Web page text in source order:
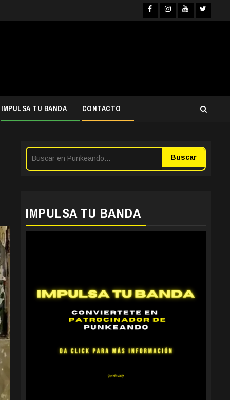
Facebook
Instagram
YouTubeTwitter
IMPULSA TU BANDA CONTACTO
Buscar
IMPULSA TU BANDA